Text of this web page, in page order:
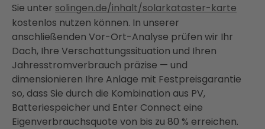
Sie unter solingen.de/inhalt/solarkataster-karte
kostenlos nutzen können. In unserer
anschließenden Vor-Ort-Analyse prüfen wir Ihr
Dach, Ihre Verschattungssituation und Ihren
Jahresstromverbrauch präzise — und
dimensionieren Ihre Anlage mit Festpreisgarantie
so, dass Sie durch die Kombination aus PV,
Batteriespeicher und Enter Connect eine
Eigenverbrauchsquote von bis zu 80 % erreichen.